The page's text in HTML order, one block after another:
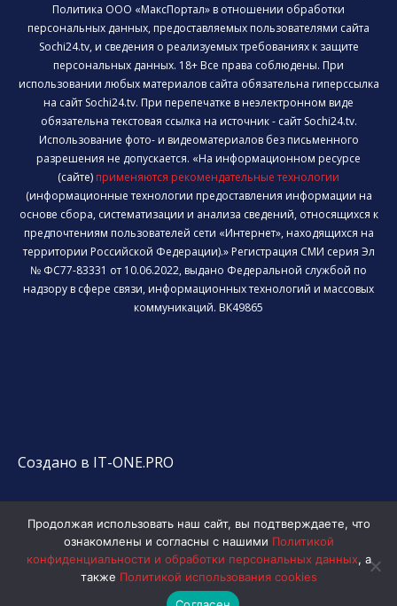
Политика ООО «МаксПортал» в отношении обработки
персональных данных, предоставляемых пользователями сайта
Sochi24.tv, и сведения о реализуемых требованиях к защите
персональных данных. 18+ Все права соблюдены. При
использовании любых материалов сайта обязательна гиперссылка
на сайт Sochi24.tv. При перепечатке в неэлектронном виде
обязательна текстовая ссылка на источник - сайт Sochi24.tv.
Использование фото- и видеоматериалов без письменного
разрешения не допускается. «На информационном ресурсе
(сайте) применяются рекомендательные технологии
(информационные технологии предоставления информации на
основе сбора, систематизации и анализа сведений, относящихся к
предпочтениям пользователей сети «Интернет», находящихся на
территории Российской Федерации).» Регистрация СМИ серия Эл
№ ФС77-83331 от 10.06.2022, выдано Федеральной службой по
надзору в сфере связи, информационных технологий и массовых
коммуникаций. ВК49865
Создано в IT-ONE.PRO
Продолжая использовать наш сайт, вы подтверждаете, что
ознакомлены и согласны с нашими Политикой
конфиденциальности и обработки персональных данных, а
также Политикой использования cookies